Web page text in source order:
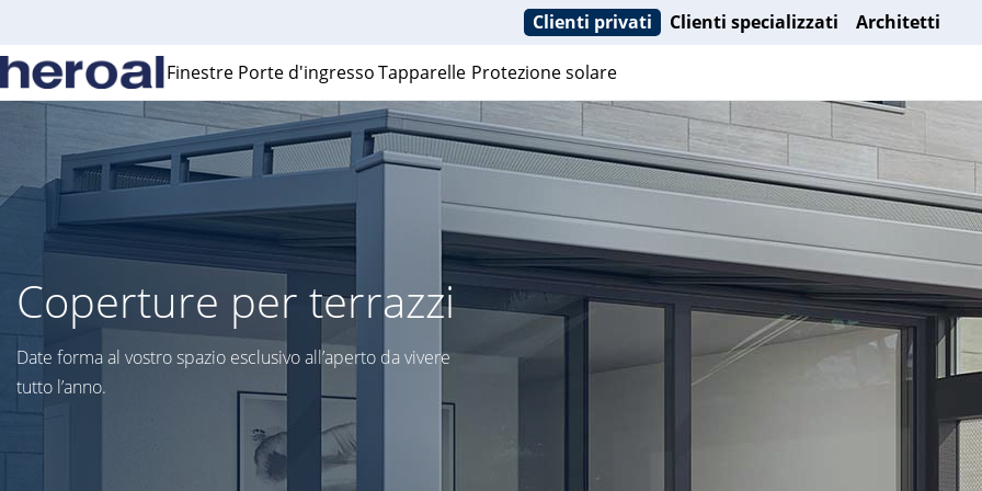
Clienti privati Clienti specializzati Architetti
Finestre Porte d'ingressoTapparelle Protezione solare
Coperture per terrazzi
Date forma al vostro spazio esclusivo all’aperto da vivere
tutto l’anno.